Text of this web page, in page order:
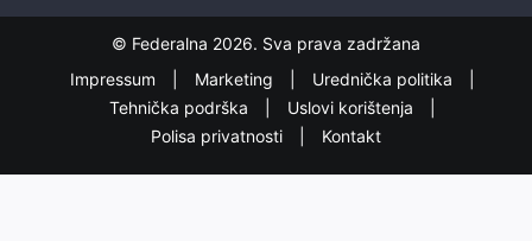
© Federalna 2026. Sva prava zadržana
Impressum
Marketing
Urednička politika
Tehnička podrška
Uslovi korištenja
Polisa privatnosti
Kontakt